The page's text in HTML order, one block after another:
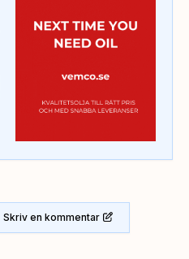
Skriv en kommentar